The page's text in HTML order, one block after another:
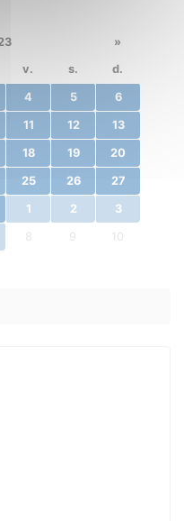
»
v. s. d.
4 5 6
11 12 13
18 19 20
25 26 27
1 2 3
8 9 10